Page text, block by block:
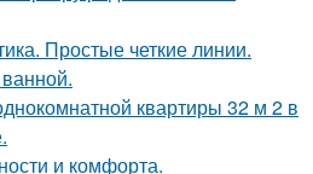
Простые четкие линии.
квартиры 32 м 2 в
и комфорта.